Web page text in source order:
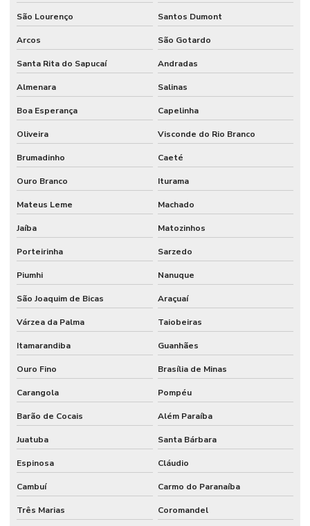
São Lourenço Santos Dumont
Arcos São Gotardo
Santa Rita do Sapucaí Andradas
Almenara Salinas
Boa Esperança Capelinha
Oliveira Visconde do Rio Branco
Brumadinho Caeté
Ouro Branco Iturama
Mateus Leme Machado
Jaíba Matozinhos
Porteirinha Sarzedo
Piumhi Nanuque
São Joaquim de Bicas Araçuaí
Várzea da Palma Taiobeiras
Itamarandiba Guanhães
Ouro Fino Brasília de Minas
Carangola Pompéu
Barão de Cocais Além Paraíba
Juatuba Santa Bárbara
Espinosa Cláudio
Cambuí Carmo do Paranaíba
Três Marias Coromandel